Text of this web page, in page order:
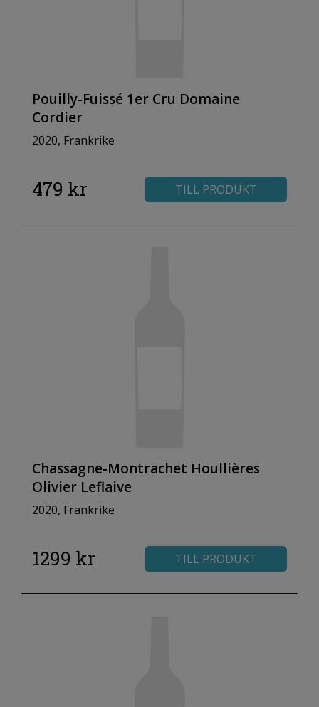
Pouilly-Fuissé 1er Cru Domaine
Cordier
2020, Frankrike
479 kr TILL PRODUKT
Chassagne-Montrachet Houllières
Olivier Leflaive
2020, Frankrike
1299 kr TILL PRODUKT